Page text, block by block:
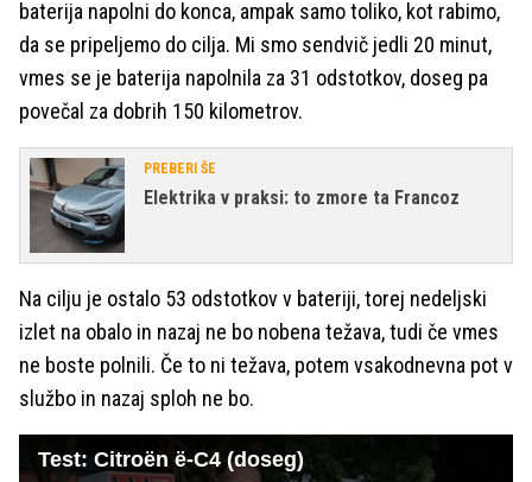
baterija napolni do konca, ampak samo toliko, kot rabimo,
da se pripeljemo do cilja. Mi smo sendvič jedli 20 minut,
vmes se je baterija napolnila za 31 odstotkov, doseg pa
povečal za dobrih 150 kilometrov.
PREBERI ŠE
Elektrika v praksi: to zmore ta Francoz
Na cilju je ostalo 53 odstotkov v bateriji, torej nedeljski
izlet na obalo in nazaj ne bo nobena težava, tudi če vmes
ne boste polnili. Če to ni težava, potem vsakodnevna pot v
službo in nazaj sploh ne bo.
Test: Citroën ë-C4 (doseg)